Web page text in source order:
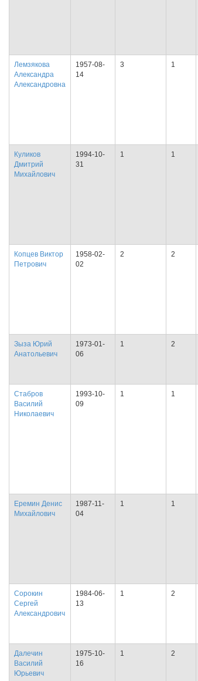
Лемзякова
Александра
Александровна
1957-08-
14
3 1
Куликов
Дмитрий
Михайлович
1994-10-
31
1 1
Копцев Виктор
Петрович
1958-02-
02
2 2
Зыза Юрий
Анатольевич
1973-01-
06
1 2
Стабров
Василий
Николаевич
1993-10-
09
1 1
Еремин Денис
Михайлович
1987-11-
04
1 1
Сорокин
Сергей
Александрович
1984-06-
13
1 2
Далечин
Василий
Юрьевич
1975-10-
16
1 2